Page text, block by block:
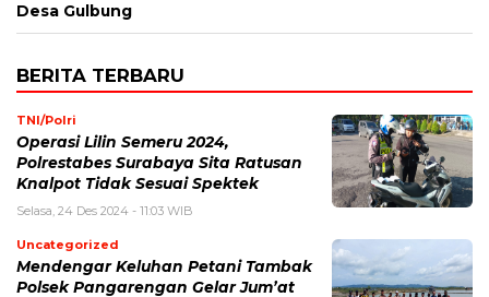
Desa Gulbung
BERITA TERBARU
TNI/Polri
Operasi Lilin Semeru 2024,
Polrestabes Surabaya Sita Ratusan
Knalpot Tidak Sesuai Spektek
Selasa, 24 Des 2024 - 11:03 WIB
Uncategorized
Mendengar Keluhan Petani Tambak
Polsek Pangarengan Gelar Jum’at